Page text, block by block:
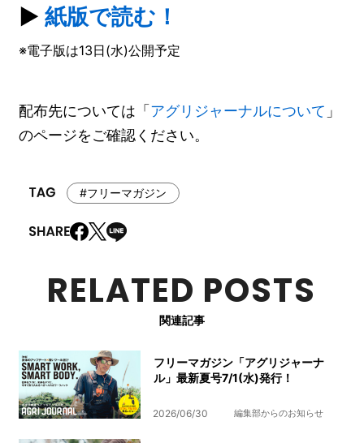
▶紙版で読む！
※電子版は13日(水)公開予定
配布先については「 アグリジャーナルについて 」
のページをご確認ください。
#フリーマガジン
RELATED POSTS
関連記事
フリーマガジン「アグリジャーナ
ル」最新夏号7/1(水)発行！
2026/06/30 編集部からのお知らせ